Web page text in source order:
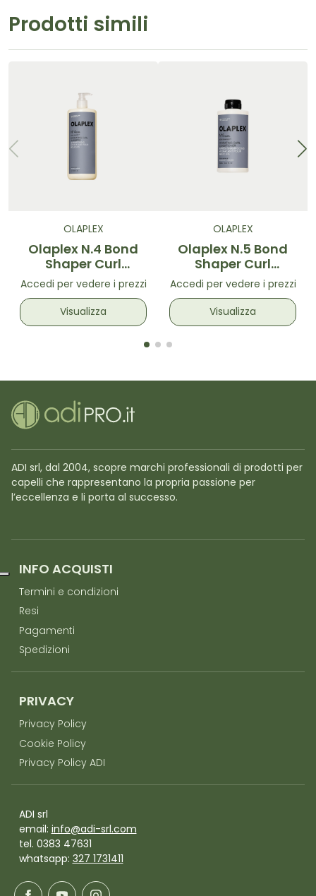
Prodotti simili
OLAPLEX
Olaplex N.4 Bond
Shaper Curl
Shampoo-
Shampoo per
capellli ricci 1L
Accedi per vedere i prezzi
Visualizza
OLAPLEX
Olaplex N.5 Bond
Shaper Curl
Conditioner -
Balsamo per
capelli ricci 250ml
Accedi per vedere i prezzi
Visualizza
ADI srl, dal 2004, scopre marchi professionali di prodotti per
capelli che rappresentano la propria passione per
l’eccellenza e li porta al successo.
INFO ACQUISTI
Termini e condizioni
Resi
Pagamenti
Spedizioni
PRIVACY
Privacy Policy
Cookie Policy
Privacy Policy ADI
ADI srl
email: info@adi-srl.com
tel. 0383 47631
whatsapp: 327 1731411